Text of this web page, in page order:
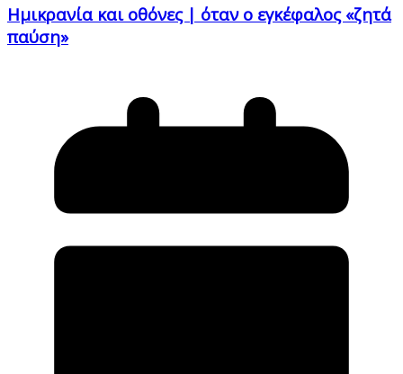
Ημικρανία και οθόνες | όταν ο εγκέφαλος «ζητά
παύση»